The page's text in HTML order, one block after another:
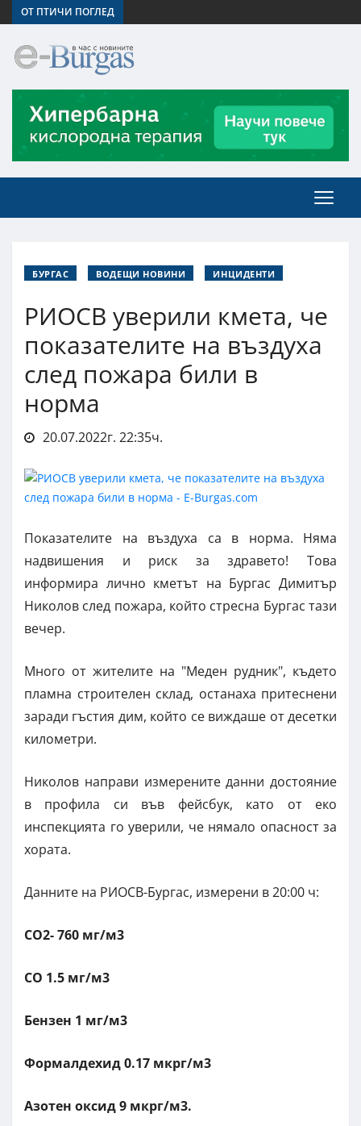
ОТ ПТИЧИ ПОГЛЕД
БУРГАС ВОДЕЩИ НОВИНИ ИНЦИДЕНТИ
РИОСВ уверили кмета, че
показателите на въздуха
след пожара били в
норма
20.07.2022г. 22:35ч.
Показателите на въздуха са в норма. Няма
надвишения и риск за здравето! Това
информира лично кметът на Бургас Димитър
Николов след пожара, който стресна Бургас тази
вечер.
Много от жителите на "Меден рудник", където
пламна строителен склад, останаха притеснени
заради гъстия дим, който се виждаше от десетки
километри.
Николов направи измерените данни достояние
в профила си във фейсбук, като от еко
инспекцията го уверили, че нямало опасност за
хората.
Данните на РИОСВ-Бургас, измерени в 20:00 ч:
СО2- 760 мг/м3
СО 1.5 мг/м3
Бензен 1 мг/м3
Формалдехид 0.17 мкрг/м3
Азотен оксид 9 мкрг/м3.